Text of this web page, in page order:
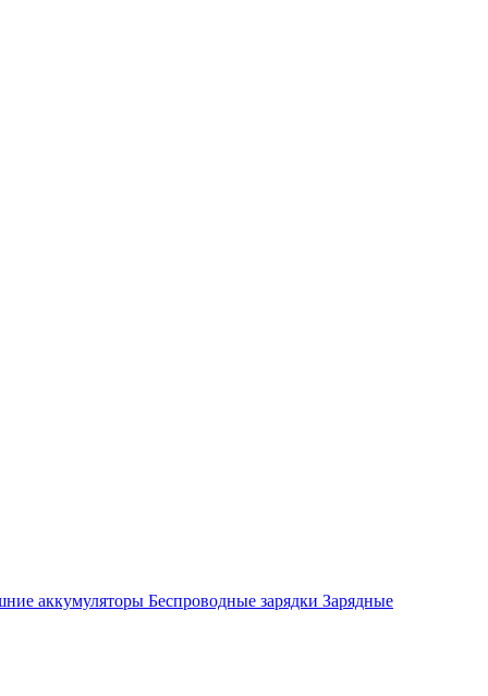
аккумуляторы Беспроводные зарядки Зарядные